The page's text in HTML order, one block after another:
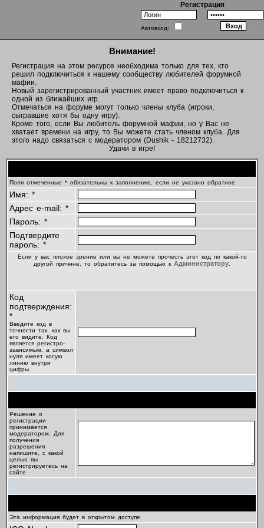
Регистрация
Автовход:
Внимание!
Регистрация на этом ресурсе необходима только для тех, кто
решил подключиться к нашему сообществу любителей форумной
мафии.
Новый зарегистрированный участник имеет право подключиться к
одной из ближайших игр.
Отмечаться на форуме могут только члены клуба (игроки,
сыгравшие хотя бы одну игру).
Кроме того, если Вы любитель форумной мафии, но у Вас не
хватает времени на игру, то Вы можете стать членом клуба. Для
этого надо связаться с модератором (Dushik - 18212732).
Удачи в игре!
Поля отмеченные * обязательны к заполнению, если не указано обратное
Имя: *
Адрес e-mail: *
Пароль: *
Подтвердите
пароль: *
Если у вас плохое зрение или вы не можете прочесть этот код по какой-то
другой причине, то обратитесь за помощью к Администратору
Код
подтверждения:
*
Введите код в
точности так, как вы
его видите. Код
является регистро-
зависимым, а символ
нуля имеет косую
линию внутри
цифры.
Решение о
регистрации
принимается
модератором. Для
получения
разрешения
напишите, с какой
целью вы
регистрируетесь на
сайте
Эта информация будет в открытом доступе